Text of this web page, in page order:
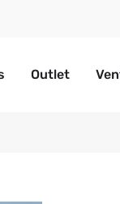
Outlet